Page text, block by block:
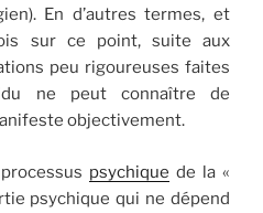
En d’autres termes, et
sur ce point, suite aux
peu rigoureuses faites
ne peut connaître de
objectivement.
psychique de la «
psychique qui ne dépend